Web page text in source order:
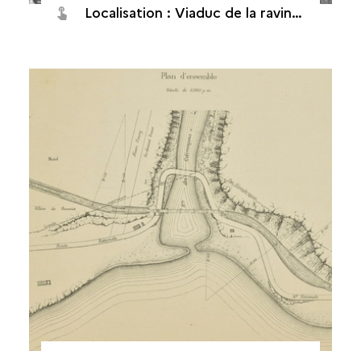
Localisation : Viaduc de la ravine des Colimaçons à Saint-Leu